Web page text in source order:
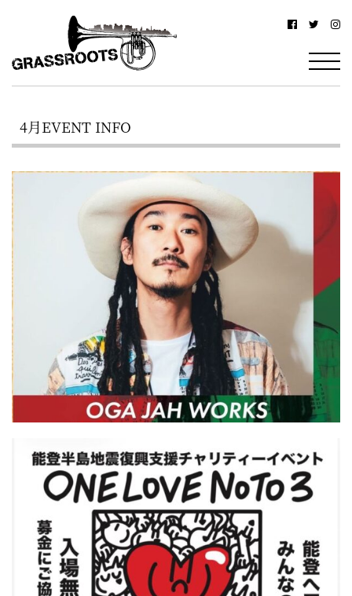
浜
グ
ス
ル
ー
ツ
–
YOKOHAMA
Grassroots
–
駅
北
西
口
か
ら
徒
歩
約
3
分・
鶴
屋
町
に
あ
る
4月EVENT INFO